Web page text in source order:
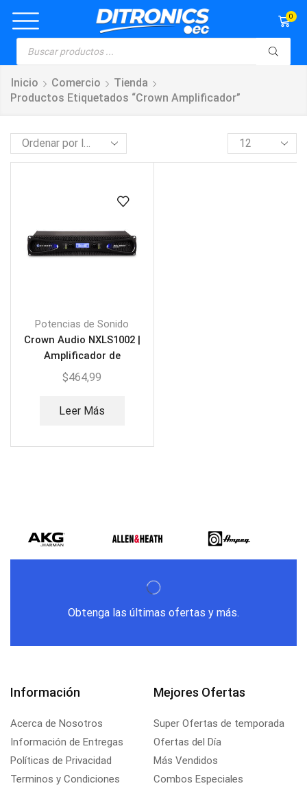
0
Inicio Comercio
Tienda
Productos Etiquetados “crown Amplificador”
Potencias de Sonido
Crown Audio NXLS1002 |
Amplificador de
Potencia profesional
$464,99
Leer Más
Obtenga las últimas ofertas y más.
Información
Acerca de Nosotros
Información de Entregas
Políticas de Privacidad
Terminos y Condiciones
Mejores Ofertas
Super Ofertas de temporada
Ofertas del Día
Más Vendidos
Combos Especiales